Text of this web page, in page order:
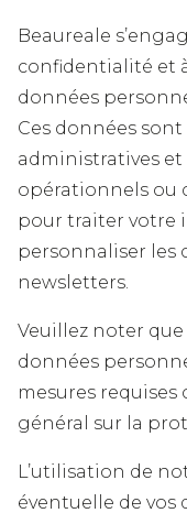
Beaureale
confidentialité et
données
Ces données
administratives et
opérationnels ou
pour traiter votre
personnaliser les
newsletters.
Veuillez noter
données
mesures
général sur la
L’utilisation de
éventuelle de vos